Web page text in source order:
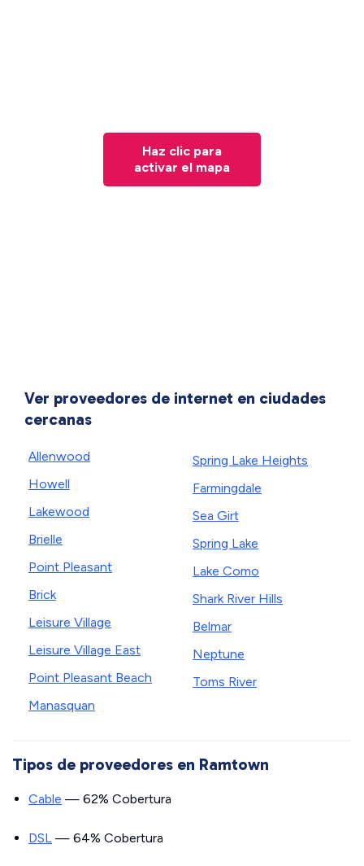
Haz clic para
activar el mapa
Ver proveedores de internet en ciudades
cercanas
Allenwood
Howell
Lakewood
Brielle
Point Pleasant
Brick
Leisure Village
Leisure Village East
Point Pleasant Beach
Manasquan
Spring Lake Heights
Farmingdale
Sea Girt
Spring Lake
Lake Como
Shark River Hills
Belmar
Neptune
Toms River
Tipos de proveedores en Ramtown
Cable — 62% Cobertura
DSL — 64% Cobertura